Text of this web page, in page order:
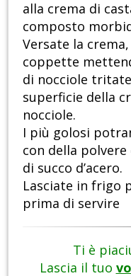
alla crema di
composto
Versate la
coppette
di nocciole
superficie della
nocciole.
I più golosi
con della
di succo d’acero.
Lasciate in frigo
prima di servire
Ti è
Lascia il tuo